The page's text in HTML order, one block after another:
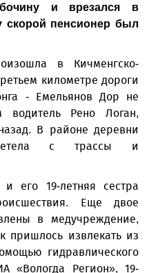
и врезался в
скорой пенсионер был
в Кичменгско-
километре дороги
- Емельянов Дор не
водитель Рено Логан,
В районе деревни
с трассы и
его 19-летняя сестра
Еще двое
в медучреждение,
пришлось извлекать из
гидравлического
«Вологда Регион», 19-